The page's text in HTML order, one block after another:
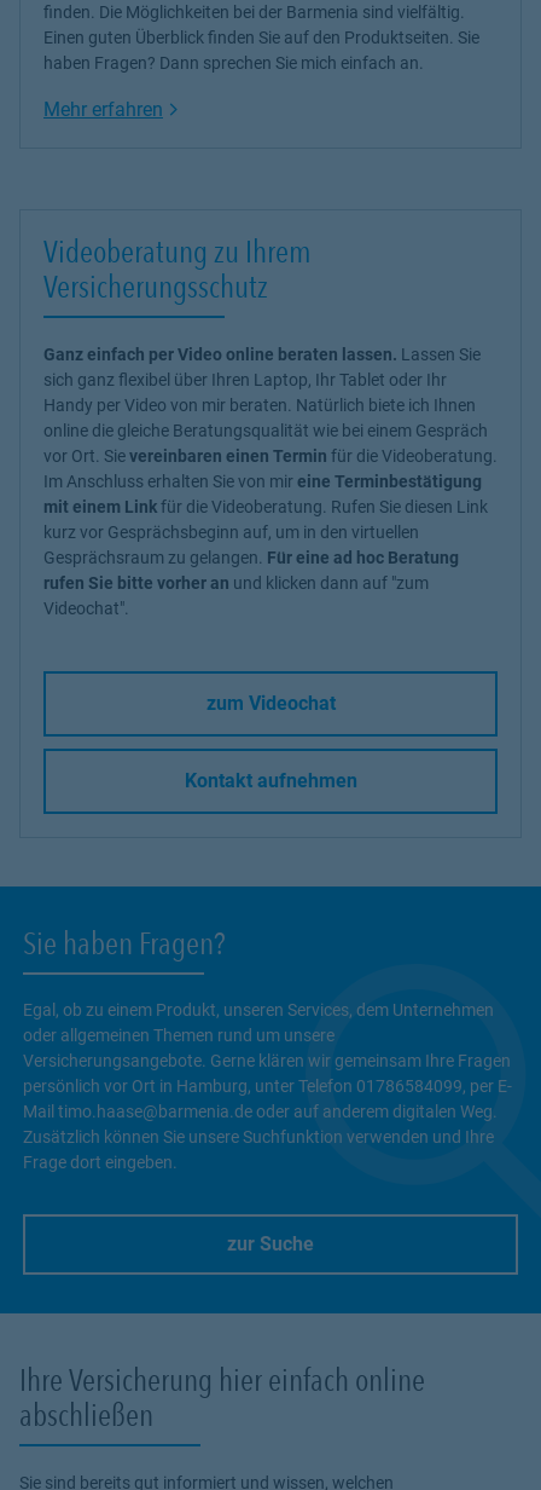
finden. Die Möglichkeiten bei der Barmenia sind vielfältig.
Einen guten Überblick finden Sie auf den Produktseiten. Sie
haben Fragen? Dann sprechen Sie mich einfach an.
Mehr erfahren Link Opens in New Tab
Videoberatung zu Ihrem
Versicherungsschutz
Ganz einfach per Video online beraten lassen. Lassen Sie
sich ganz flexibel über Ihren Laptop, Ihr Tablet oder Ihr
Handy per Video von mir beraten. Natürlich biete ich Ihnen
online die gleiche Beratungsqualität wie bei einem Gespräch
vor Ort. Sievereinbaren einen Termin für die Videoberatung.
Im Anschluss erhalten Sie von mireine Terminbestätigung
mit einem Linkfür die Videoberatung. Rufen Sie diesen Link
kurz vor Gesprächsbeginn auf, um in den virtuellen
Gesprächsraum zu gelangen. Für eine ad hoc Beratung
rufen Sie bitte vorher an und klicken dann auf "zum
Videochat".
zum Videochat
Kontakt aufnehmen
Sie haben Fragen?
Egal, ob zu einem Produkt, unseren Services, dem Unternehmen
oder allgemeinen Themen rund um unsere
Versicherungsangebote. Gerne klären wir gemeinsam Ihre Fragen
persönlich vor Ort in Hamburg, unter Telefon 01786584099, per E-
Mail timo.haase@barmenia.de oder auf anderem digitalen Weg.
Zusätzlich können Sie unsere Suchfunktion verwenden und Ihre
Frage dort eingeben.
zur Suche
Ihre Versicherung hier einfach online
abschließen
Sie sind bereits gut informiert und wissen, welchen